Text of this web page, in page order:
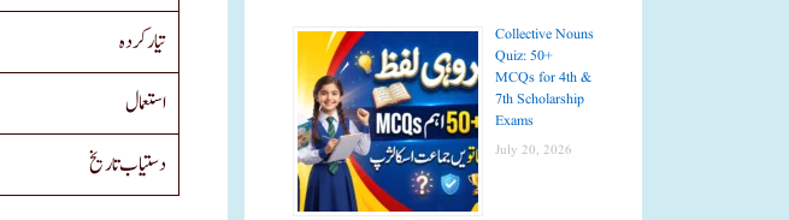
تیار کردہ
استعمال
دستیاب تاریخ
Collective Nouns
Quiz: 50+
MCQs for 4th &
7th Scholarship
Exams
July 20, 2026